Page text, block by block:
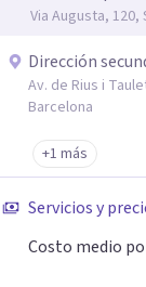
Via Augusta,
Dirección
Av. de Rius i
Barcelona
+1 más
Servicios y
Costo medio